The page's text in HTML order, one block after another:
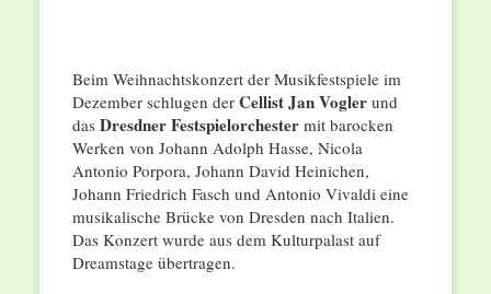
Beim Weihnachtskonzert der Musikfestspiele im
Dezember schlugen der Cellist Jan Voglerund
das Dresdner Festspielorchester mit barocken
Werken von Johann Adolph Hasse, Nicola
Antonio Porpora, Johann David Heinichen,
Johann Friedrich Fasch und Antonio Vivaldi eine
musikalische Brücke von Dresden nach Italien.
Das Konzert wurde aus dem Kulturpalast auf
Dreamstage übertragen.